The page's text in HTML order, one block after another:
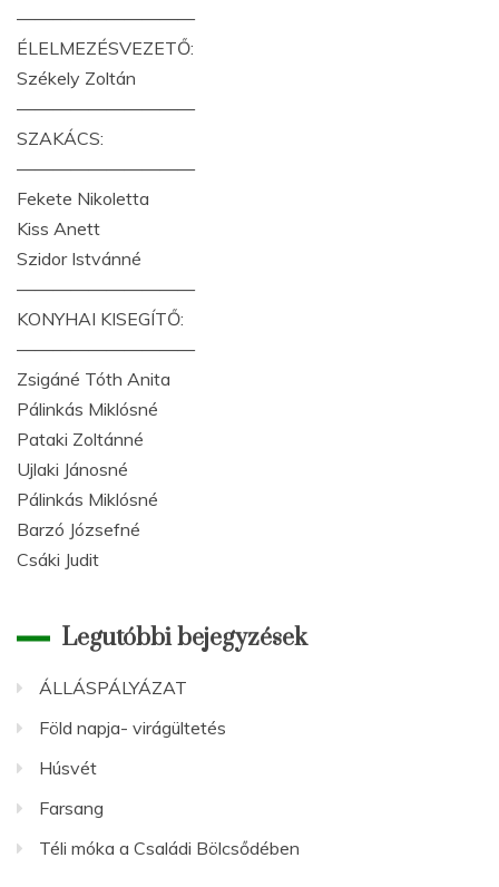
——————————
ÉLELMEZÉSVEZETŐ:
Székely Zoltán
——————————
SZAKÁCS:
——————————
Fekete Nikoletta
Kiss Anett
Szidor Istvánné
——————————
KONYHAI KISEGÍTŐ:
——————————
Zsigáné Tóth Anita
Pálinkás Miklósné
Pataki Zoltánné
Ujlaki Jánosné
Pálinkás Miklósné
Barzó Józsefné
Csáki Judit
Legutóbbi bejegyzések
ÁLLÁSPÁLYÁZAT
Föld napja- virágültetés
Húsvét
Farsang
Téli móka a Családi Bölcsődében